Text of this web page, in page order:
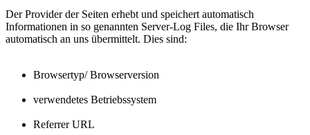
Der Provider der Seiten erhebt und speichert automatisch
Informationen in so genannten Server-Log Files, die Ihr Browser
automatisch an uns übermittelt. Dies sind:
Browsertyp/ Browserversion
verwendetes Betriebssystem
Referrer URL